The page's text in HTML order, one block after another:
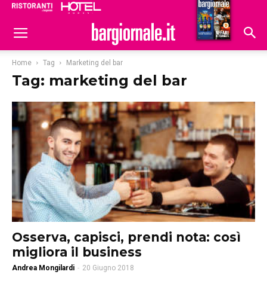
Hoteldomani
Home Tag Marketing del bar
Tag: marketing del bar
Osserva, capisci, prendi nota: così
migliora il business
Andrea Mongilardi - 20 Giugno 2018